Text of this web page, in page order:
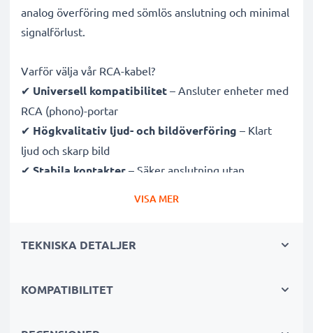
analog överföring med sömlös anslutning och minimal
signalförlust.
Varför välja vår RCA-kabel?
✔ Universell kompatibilitet – Ansluter enheter med
RCA (phono)-portar
✔ Högkvalitativ ljud- och bildöverföring – Klart
ljud och skarp bild
✔ Stabila kontakter – Säker anslutning utan
Coolpix S500
röd (audio höger))
VISA MER
TEKNISKA DETALJER
KOMPATIBILITET